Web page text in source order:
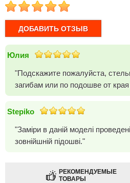
1 2 3 4 5
Юлия
"Подскажите пожалуйста,
загибам или по подошве от
Stepiko
"Заміри в даній моделі
зовнійшній підошві."
РЕКОМЕНДУЕМЫЕ
ТОВАРЫ